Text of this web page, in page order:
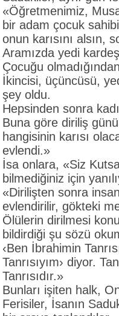
«Öğretmenimiz,
bir adam çocuk
onun karısını alsın,
Aramızda yedi
Çocuğu
İkincisi, üçüncüsü,
şey oldu.
Hepsinden sonra
Buna göre diriliş
hangisinin karısı
evlendi.»
İsa onlara, «Siz
bilmediğiniz için
«Dirilişten sonra
evlendirilir, gökteki
Ölülerin dirilmesi
bildirdiği şu sözü
‹Ben İbrahimin
Tanrısıyım› diyor.
Tanrısıdır.»
Bunları işiten halk,
Ferisiler, İsanın